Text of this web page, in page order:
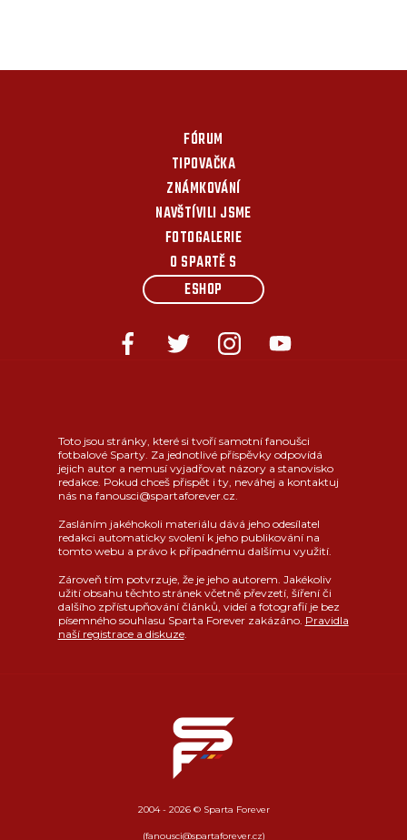
FÓRUM
TIPOVAČKA
ZNÁMKOVÁNÍ
NAVŠTÍVILI JSME
FOTOGALERIE
O SPARTĚ S
ESHOP
Toto jsou stránky, které si tvoří samotní fanoušci
fotbalové Sparty. Za jednotlivé příspěvky odpovídá
jejich autor a nemusí vyjadřovat názory a stanovisko
redakce. Pokud chceš přispět i ty, neváhej a kontaktuj
nás na fanousci@spartaforever.cz.
Zasláním jakéhokoli materiálu dává jeho odesílatel
redakci automaticky svolení k jeho publikování na
tomto webu a právo k případnému dalšímu využití.
Zároveň tím potvrzuje, že je jeho autorem. Jakékoliv
užití obsahu těchto stránek včetně převzetí, šíření či
dalšího zpřístupňování článků, videí a fotografií je bez
písemného souhlasu Sparta Forever zakázáno. Pravidla
naší registrace a diskuze.
2004 - 2026 © Sparta Forever
(fanousci@spartaforever.cz)